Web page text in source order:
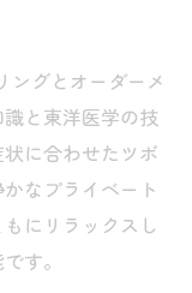
的な組み合
心ポイント
化や過程
ングとオーダーメ
と東洋医学の技
に合わせたツボ
なプライベート
にリラックスし
す。